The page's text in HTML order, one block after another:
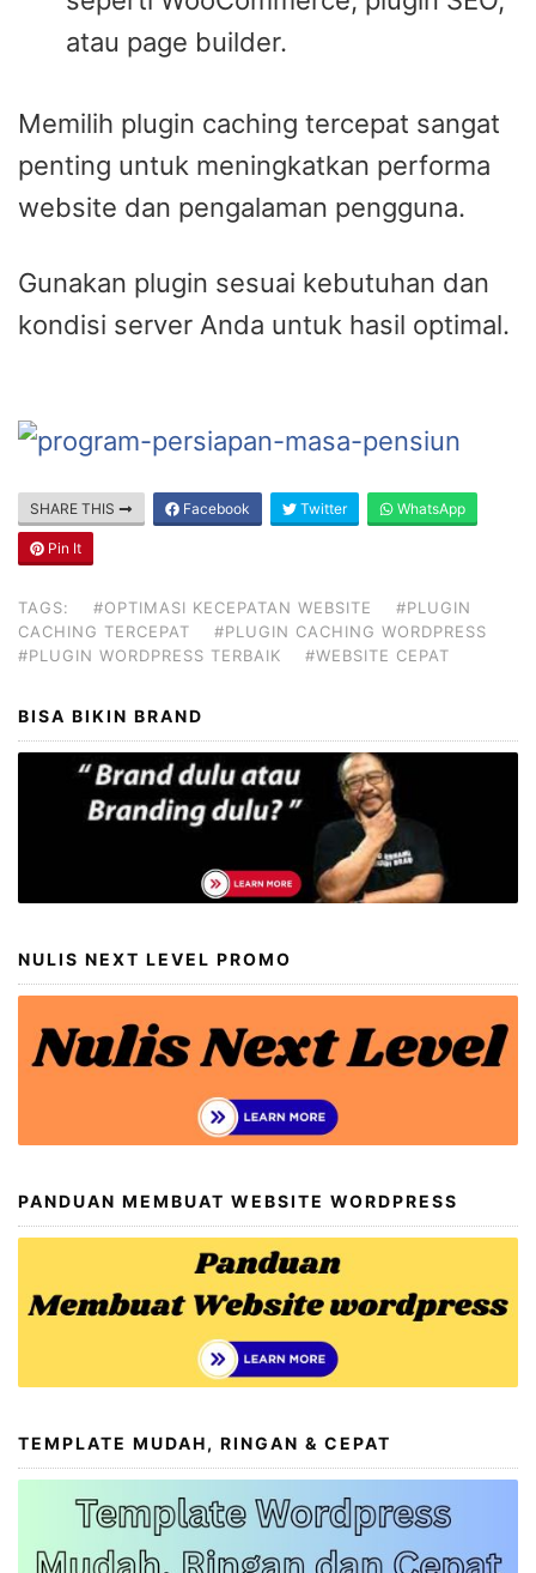
atau page builder.
Memilih plugin caching tercepat sangat
penting untuk meningkatkan performa
website dan pengalaman pengguna.
Gunakan plugin sesuai kebutuhan dan
kondisi server Anda untuk hasil optimal.
SHARE THIS Facebook Twitter WhatsApp
Pin It
TAGS: #OPTIMASI KECEPATAN WEBSITE
#PLUGIN
CACHING TERCEPAT
#PLUGIN CACHING WORDPRESS
#PLUGIN WORDPRESS TERBAIK
#WEBSITE CEPAT
BISA BIKIN BRAND
NULIS NEXT LEVEL PROMO
PANDUAN MEMBUAT WEBSITE WORDPRESS
TEMPLATE MUDAH, RINGAN & CEPAT